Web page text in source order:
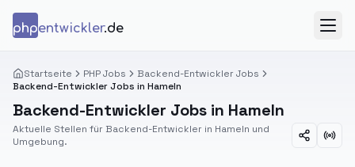
phpentwickler.de
Startseite PHP Jobs
Backend-Entwickler Jobs
Backend-Entwickler Jobs in Hameln
Backend-Entwickler Jobs in Hameln
Aktuelle Stellen für Backend-Entwickler in Hameln und
Umgebung.